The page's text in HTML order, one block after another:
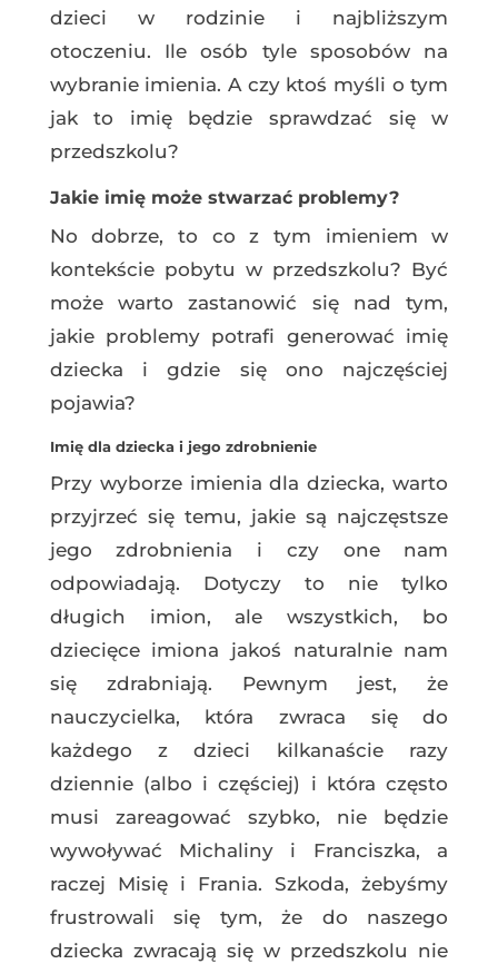
dzieci w rodzinie i najbliższym
otoczeniu. Ile osób tyle sposobów na
wybranie imienia. A czy ktoś myśli o tym
jak to imię będzie sprawdzać się w
przedszkolu?
Jakie imię może stwarzać problemy?
No dobrze, to co z tym imieniem w
kontekście pobytu w przedszkolu? Być
może warto zastanowić się nad tym,
jakie problemy potrafi generować imię
dziecka i gdzie się ono najczęściej
pojawia?
Imię dla dziecka i jego zdrobnienie
Przy wyborze imienia dla dziecka, warto
przyjrzeć się temu, jakie są najczęstsze
jego zdrobnienia i czy one nam
odpowiadają. Dotyczy to nie tylko
długich imion, ale wszystkich, bo
dziecięce imiona jakoś naturalnie nam
się zdrabniają. Pewnym jest, że
nauczycielka, która zwraca się do
każdego z dzieci kilkanaście razy
dziennie (albo i częściej) i która często
musi zareagować szybko, nie będzie
wywoływać Michaliny i Franciszka, a
raczej Misię i Frania. Szkoda, żebyśmy
frustrowali się tym, że do naszego
dziecka zwracają się w przedszkolu nie